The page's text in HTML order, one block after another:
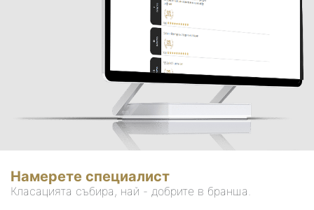
Намерете специалист
Класацията събира, най - добрите в бранша.